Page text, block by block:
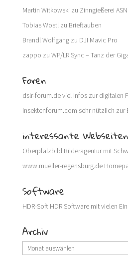
Martin Witkowski zu Zinngießerei ASN
Tobias Wostlzu Brieftauben
Brandl Wolfgangzu DJI Mavic Pro
zappo zu WP/LR Sync – Tanz der
Foren
dslr-forum.deviel Infos zur digitalen
insektenforum.com sehr nützlich zur
interessante Webseiten
Oberpfalzbild Bilderagentur mit
www.mueller-regensburg.de
Software
HDR-SoftHDR Software mit vielen
Archiv
Archiv